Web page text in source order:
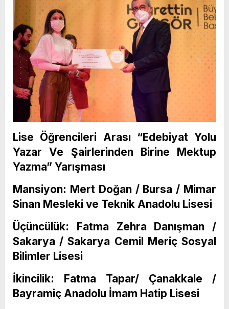
Lise Öğrencileri Arası “Edebiyat Yolu
Yazar Ve Şairlerinden Birine Mektup
Yazma” Yarışması
Mansiyon: Mert Doğan / Bursa / Mimar
Sinan Mesleki ve Teknik Anadolu Lisesi
Üçüncülük: Fatma Zehra Danışman /
Sakarya / Sakarya Cemil Meriç Sosyal
Bilimler Lisesi
İkincilik: Fatma Tapar/ Çanakkale /
Bayramiç Anadolu İmam Hatip Lisesi